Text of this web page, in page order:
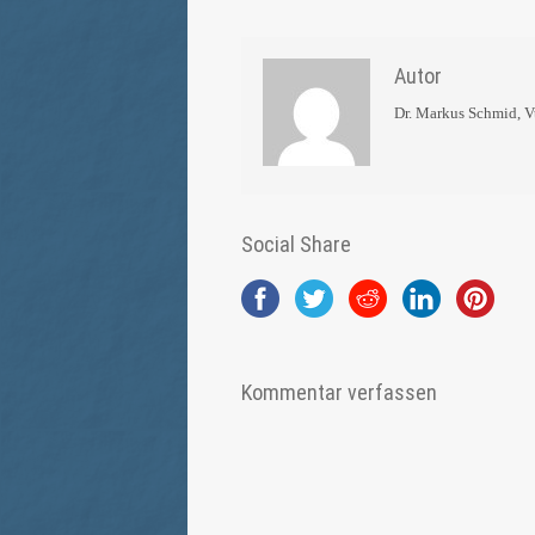
Autor
Dr. Markus Schmid,
Social Share
Kommentar verfassen